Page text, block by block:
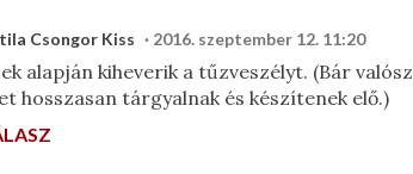
Csongor Kiss 2016. szeptember 12. 11:20
alapján kiheverik a tűzveszélyt. (Bár
hosszasan tárgyalnak és készítenek elő.)